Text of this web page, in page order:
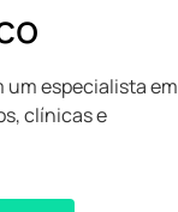
um especialista em
clínicas e